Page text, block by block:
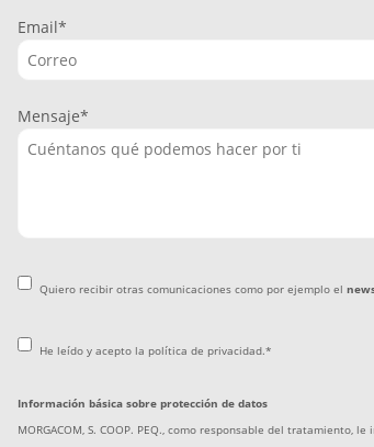
Email*
Mensaje*
Quiero recibir otras comunicaciones como por ejemplo el
He leído y acepto la política de privacidad.*
Información básica sobre protección de datos
MORGACOM, S. COOP. PEQ., como responsable del tratamiento,